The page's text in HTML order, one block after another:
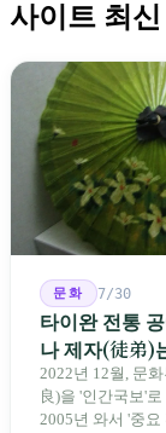
사이트 최신
문화 7/30
타이완 전통
나 제자(徒弟)
2022년 12월, 문
良)을 '인간국보'
2005년 와서 '중